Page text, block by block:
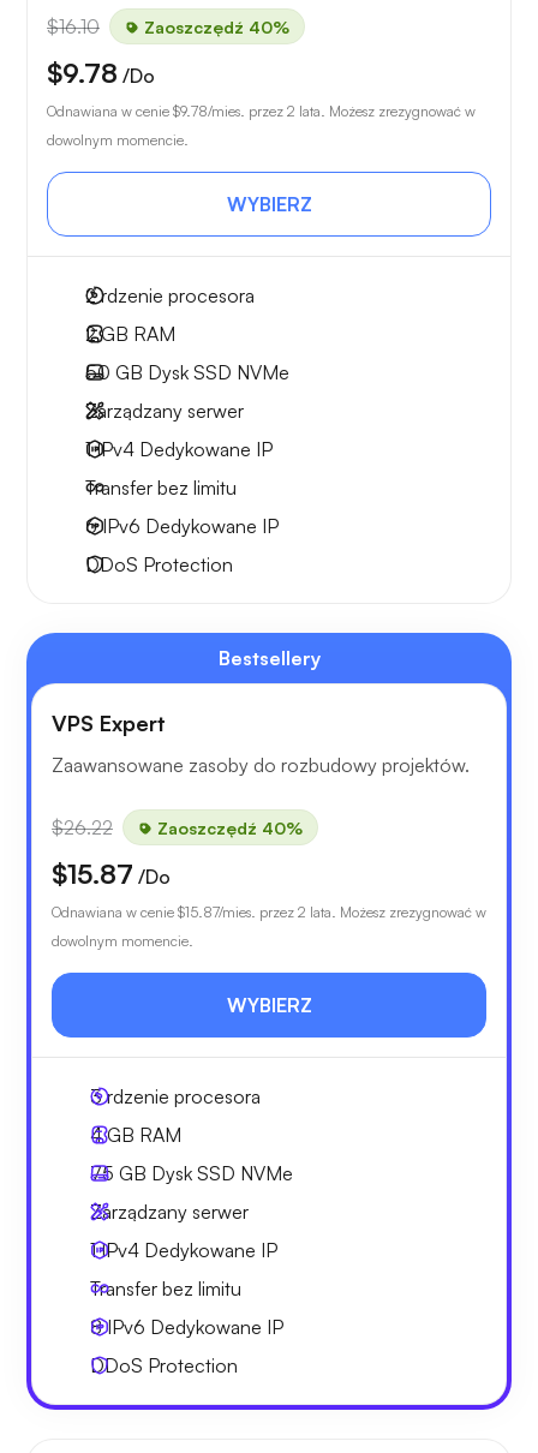
$16.10 Zaoszczędź 40%
$9.78 /Do
Odnawiana w cenie $9.78/mies. przez 2 lata. Możesz zrezygnować w
dowolnym momencie.
WYBIERZ
2rdzenie procesora
2 GB RAM
50 GB Dysk SSD NVMe
Zarządzany serwer
1 IPv4 Dedykowane IP
Transfer bez limitu
6 IPv6 Dedykowane IP
DDoS Protection
Bestsellery
VPS Expert
Zaawansowane zasoby do rozbudowy projektów.
$26.22 Zaoszczędź 40%
$15.87 /Do
Odnawiana w cenie $15.87/mies. przez 2 lata. Możesz zrezygnować w
dowolnym momencie.
WYBIERZ
3rdzenie procesora
4 GB RAM
75 GB Dysk SSD NVMe
Zarządzany serwer
1 IPv4 Dedykowane IP
Transfer bez limitu
8 IPv6 Dedykowane IP
DDoS Protection